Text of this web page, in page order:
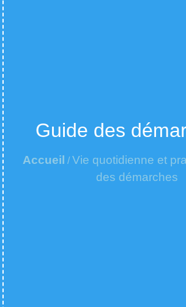
Guide des
Accueil /Vie quotidienne et
des démarches